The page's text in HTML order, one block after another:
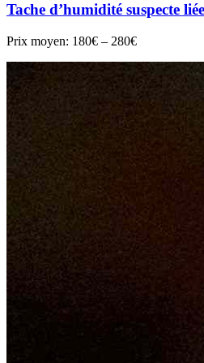
Tache d’humidité suspecte
Prix moyen: 180€ – 280€